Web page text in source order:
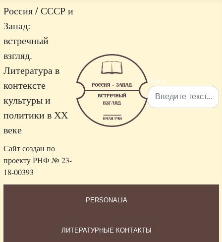
Россия / СССР и
Запад:
встречный
взгляд.
Литература в
контексте
культуры и
политики в ХХ
веке
Сайт создан по
проекту РНФ № 23-
18-00393
Поиск
PERSONALIA
ЛИТЕРАТУРНЫЕ КОНТАКТЫ